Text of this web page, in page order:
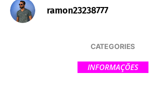
ramon23238777
CATEGORIES
INFORMAÇÕES